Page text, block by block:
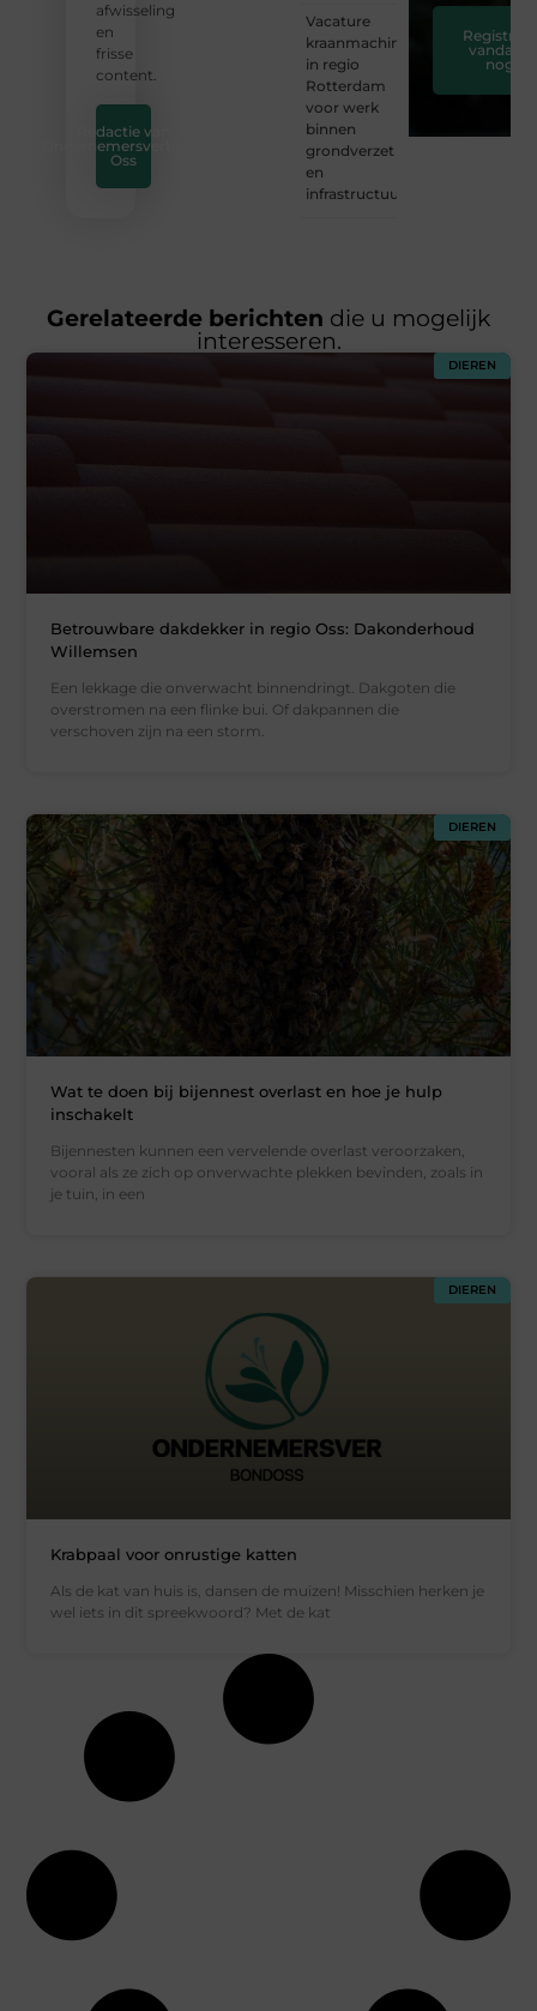
afwisseling
en
frisse
content.
Redactie van
Ondernemersverbond
Oss
Vacature
kraanmachinist
in regio
Rotterdam
voor werk
binnen
grondverzet
en
infrastructuur
Registreer
vandaag
nog
Gerelateerde berichten die u mogelijk
interesseren.
DIEREN
Betrouwbare dakdekker in regio Oss: Dakonderhoud
Willemsen
Een lekkage die onverwacht binnendringt. Dakgoten die
overstromen na een flinke bui. Of dakpannen die
verschoven zijn na een storm.
DIEREN
Wat te doen bij bijennest overlast en hoe je hulp
inschakelt
Bijennesten kunnen een vervelende overlast veroorzaken,
vooral als ze zich op onverwachte plekken bevinden, zoals in
je tuin, in een
DIEREN
Krabpaal voor onrustige katten
Als de kat van huis is, dansen de muizen! Misschien herken je
wel iets in dit spreekwoord? Met de kat